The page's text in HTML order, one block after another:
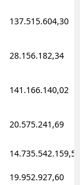
137.515.604,30
28.156.182,34
141.166.140,02
20.575.241,69
14.735.542.159,50
19.952.927,60